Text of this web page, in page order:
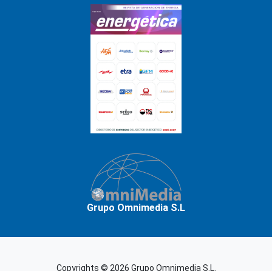
Grupo Omnimedia S.L
Copyrights © 2026 Grupo Omnimedia S.L.